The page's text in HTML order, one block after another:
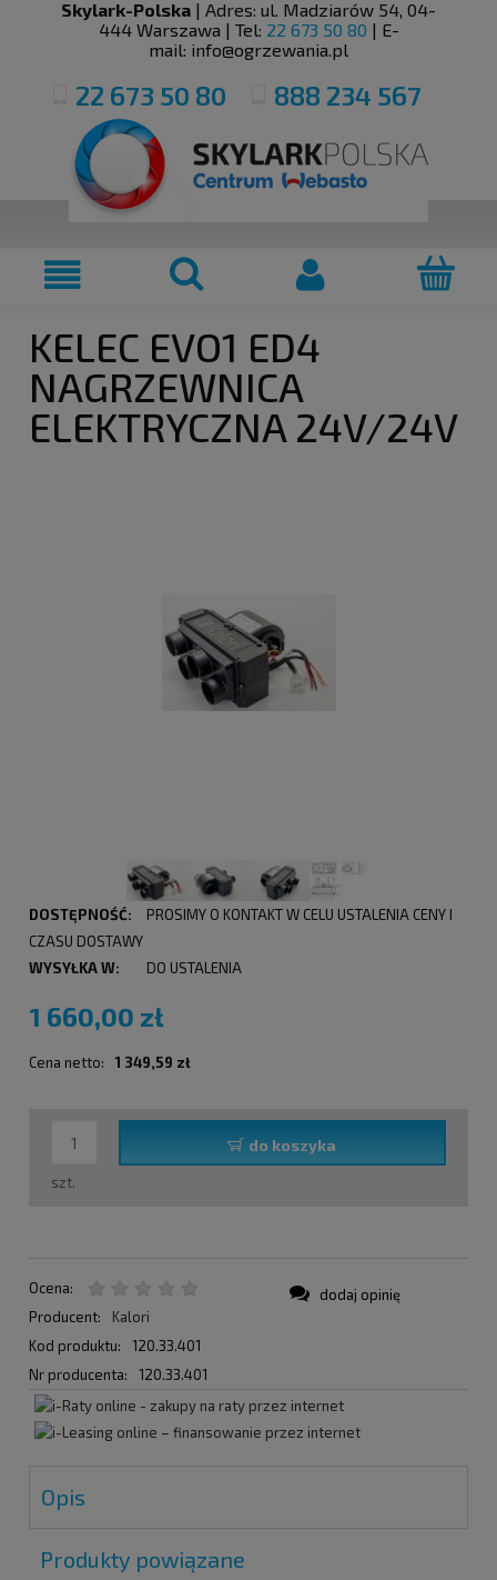
Skylark-Polska | Adres: ul. Madziarów 54, 04-
444 Warszawa | Tel: 22 673 50 80 | E-
mail: info@ogrzewania.pl
22 673 50 80 888 234 567
KELEC EVO1 ED4
NAGRZEWNICA
ELEKTRYCZNA 24V/24V
DOSTĘPNOŚĆ:
PROSIMY O KONTAKT W CELU USTALENIA CENY I
CZASU DOSTAWY
WYSYŁKA W:
DO USTALENIA
1 660,00 zł
Cena netto: 1 349,59 zł
szt.
do koszyka
Ocena:
Producent:
Kalori
Kod produktu:
120.33.401
Nr producenta:
120.33.401
dodaj opinię
Opis
Produkty powiązane